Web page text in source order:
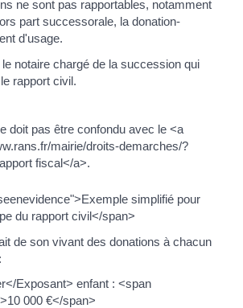
ne sont pas rapportables, notamment
part successorale, la donation-
d'usage.
notaire chargé de la succession qui
rapport civil.
doit pas être confondu avec le <a
mairie/droits-demarches/?
fiscal</a>.
simplifié pour
du rapport civil</span>
de son vivant des donations à chacun
Exposant> enfant : <span
000 €</span>